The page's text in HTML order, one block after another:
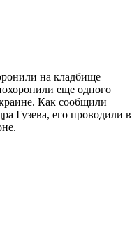
на кладбище
еще одного
Как сообщили
Гузева, его проводили в